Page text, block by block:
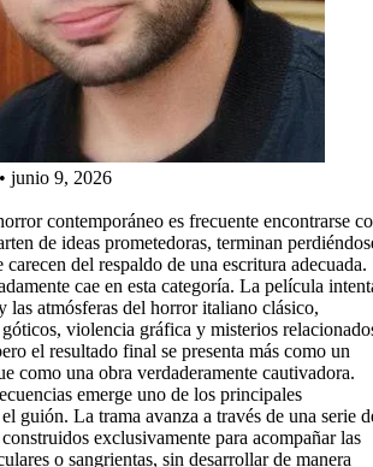
• junio 9, 2026
contemporáneo es frecuente encontrarse
de ideas prometedoras, terminan
del respaldo de una escritura adecuada.
cae en esta categoría. La película
las atmósferas del horror italiano clásico,
violencia gráfica y misterios
el resultado final se presenta más como un
como una obra verdaderamente cautivadora.
emerge uno de los principales
guión. La trama avanza a través de una serie
exclusivamente para acompañar las
o sangrientas, sin desarrollar de manera